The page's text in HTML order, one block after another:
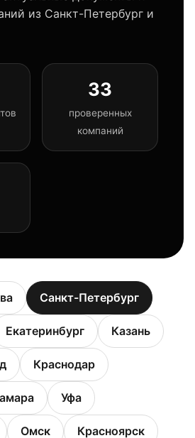
из Санкт-Петербург и
33
проверенных
компаний
Санкт-Петербург
Екатеринбург Казань
Краснодар
Уфа
Омск Красноярск